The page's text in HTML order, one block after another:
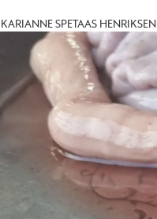
SPETAAS HENRIKSEN